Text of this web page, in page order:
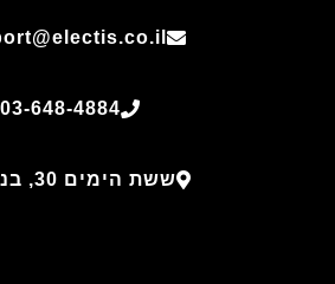
03-648-4884
ששת הימים 30, בני ברק